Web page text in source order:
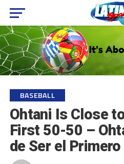
BASEBALL
Ohtani Is Close
First 50-50 –
de Ser el